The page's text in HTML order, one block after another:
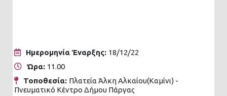
Ημερομηνία Έναρξης: 18/12/22
Ώρα: 11.00
Τοποθεσία: Πλατεία Άλκη Αλκαίου(Καμίνι) -
Πνευματικό Κέντρο Δήμου Πάργας